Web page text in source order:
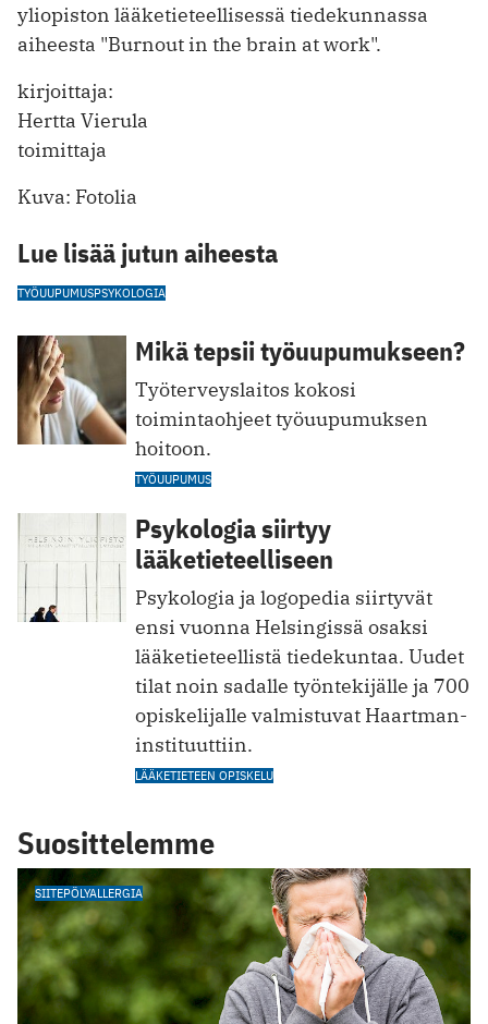
yliopiston lääketieteellisessä tiedekunnassa
aiheesta "Burnout in the brain at work".
kirjoittaja:
Hertta Vierula
toimittaja
Kuva: Fotolia
Lue lisää jutun aiheesta
TYÖUUPUMUSPSYKOLOGIA
Mikä tepsii työuupumukseen?
Työterveyslaitos kokosi
toimintaohjeet työuupumuksen
hoitoon.
TYÖUUPUMUS
Psykologia siirtyy
lääketieteelliseen
Psykologia ja logopedia siirtyvät
ensi vuonna Helsingissä osaksi
lääketieteellistä tiedekuntaa. Uudet
tilat noin sadalle työntekijälle ja 700
­opiskelijalle valmistuvat Haartman-
instituuttiin.
LÄÄKETIETEEN OPISKELU
Suosittelemme
SIITEPÖLYALLERGIA